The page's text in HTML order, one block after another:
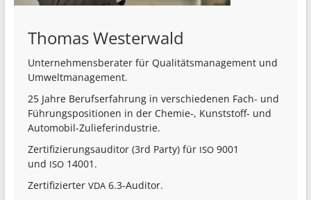
Thomas Westerwald
Unter­neh­mens­be­rater für Quali­täts­ma­nagement und
Umweltmanagement.
25 Jahre Berufs­er­fahrung in verschie­denen Fach- und
Führungs­po­si­tionen in der Chemie‑, Kunst­stoff- und
Automobil-Zulieferindustrie.
Zerti­fi­zie­rungs­au­ditor (3rd Party) für ISO9001
und ISO14001.
Zerti­fi­zierter VDA6.3‑Auditor.